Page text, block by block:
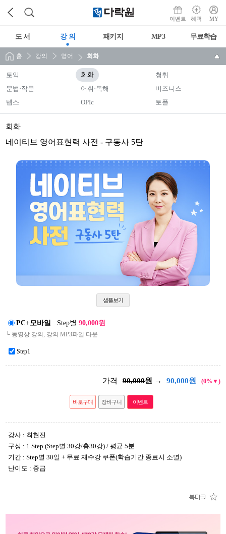
이벤트 혜택 MY
도 서 강 의 패키지 MP3 무료학습
홈 강의 영어 회화
토익 회화
청취
문법·작문
어휘·독해
비즈니스
텝스
OPIc 토플
회화
네이티브 영어표현력 사전 - 구동사 5탄
샘플보기
PC+모바일 Step별 90,000원
└ 동영상 강의, 강의 MP3파일 다운
Step1
가격 90,000원 → 90,000원 (0%▼)
바로구매 장바구니 이벤트
강사 : 최현진
구성 : 1 Step (Step별 30강/총30강) / 평균 5분
기간 : Step별 30일 + 무료 재수강 쿠폰(학습기간 종료시 소멸)
난이도 : 중급